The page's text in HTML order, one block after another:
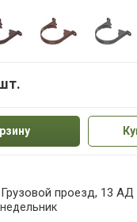
Грузовой проезд, 13 АД